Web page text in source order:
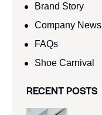
Brand Story
Company News
FAQs
Shoe Carnival​
RECENT POSTS